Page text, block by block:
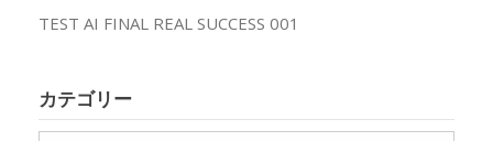
TEST AI FINAL REAL SUCCESS 001
カテゴリー